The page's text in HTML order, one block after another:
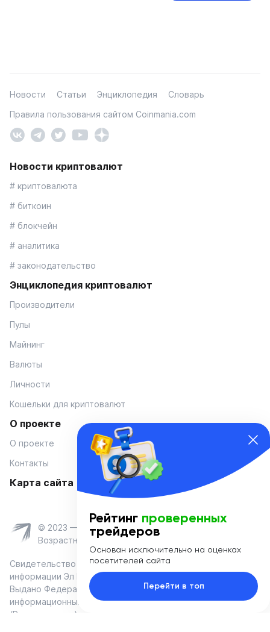
Новости Статьи Энциклопедия
Словарь
Правила пользования сайтом Coinmania.com
Новости криптовалют
# криптовалюта
# биткоин
# блокчейн
# аналитика
# законодательство
Энциклопедия криптовалют
Производители
Пулы
Майнинг
Валюты
Личности
Кошельки для криптовалют
О проекте
О проекте
Контакты
Карта сайта
© 2023 — Coinmania
Возрастное ограничение 16+
Свидетельство о регистрации средства массовой
информации Эл № ФС 77-74908 от «25» января 2019 г.
Выдано Федеральной службой по надзору в сфере связи,
информационных технологий и массовых коммуникаций
(Роскомнадзор)
Рейтинг проверенных
трейдеров
Основан исключительно на оценках
посетителей сайта
Перейти в топ